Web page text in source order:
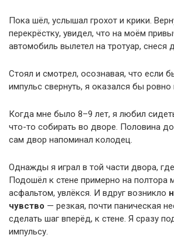
Пока шёл, услышал грохот и крики.
перекрёстку, увидел, что на моём
автомобиль вылетел на тротуар, снеся
Стоял и смотрел, осознавая, что если
импульс свернуть, я оказался бы ровно
Когда мне было 8–9 лет, я любил
что-то собирать во дворе. Половина
сам двор напоминал колодец.
Однажды я играл в той части двора,
Подошёл к стене примерно на полтора
асфальтом, увлёкся. И вдруг возникло
чувство — резкая, почти паническая
сделать шаг вперёд, к стене. Я сразу
импульсу.